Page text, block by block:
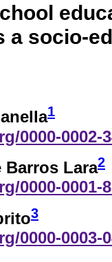
a socio-
1
0000-0002-
Barros Lara2
0000-0001-
3
0000-0003-